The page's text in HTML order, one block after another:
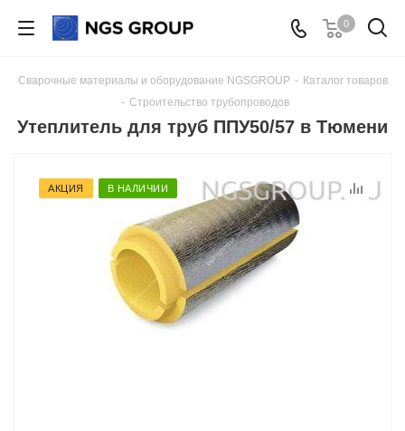
0
Сварочные материалы и оборудование NGSGROUP - Каталог товаров
- Строительство трубопроводов
Утеплитель для труб ППУ50/57 в Тюмени
АКЦИЯ В НАЛИЧИИ